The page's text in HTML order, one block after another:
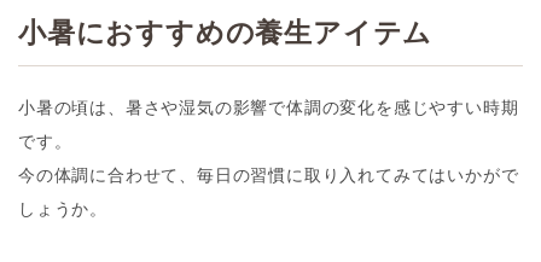
小暑におすすめの養生アイテム
小暑の頃は、暑さや湿気の影響で体調の変化を感じやすい時期
です。
今の体調に合わせて、毎日の習慣に取り入れてみてはいかがで
しょうか。